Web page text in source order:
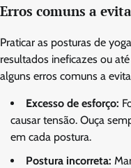
Erros comuns a
Praticar as posturas de
resultados ineficazes ou
alguns erros comuns a
Excesso de esforço:
causar tensão. Ouça
em cada postura.
Postura incorreta: